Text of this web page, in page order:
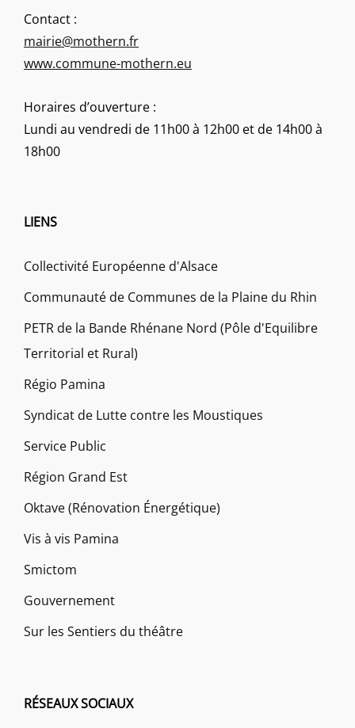
Contact :
mairie@mothern.fr
www.commune-mothern.eu
Horaires d’ouverture :
Lundi au vendredi de 11h00 à 12h00 et de 14h00 à
18h00
LIENS
Collectivité Européenne d'Alsace
Communauté de Communes de la Plaine du Rhin
PETR de la Bande Rhénane Nord (Pôle d'Equilibre
Territorial et Rural)
Régio Pamina
Syndicat de Lutte contre les Moustiques
Service Public
Région Grand Est
Oktave (Rénovation Énergétique)
Vis à vis Pamina
Smictom
Gouvernement
Sur les Sentiers du théâtre
RÉSEAUX SOCIAUX